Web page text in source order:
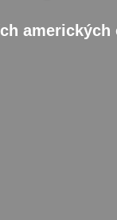
amerických